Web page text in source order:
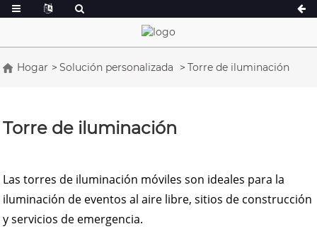
Hogar Solución personalizada Torre de iluminación
Torre de iluminación
Las torres de iluminación móviles son ideales para la
iluminación de eventos al aire libre, sitios de construcción
y servicios de emergencia.
Serie CU 33-300 kVA
Serie V 94-285 kVA
Serie DE 250-